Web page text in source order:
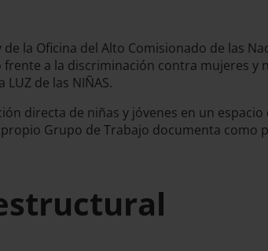
la Oficina del Alto Comisionado de las
a la discriminación contra mujeres y
de las NIÑAS.
directa de niñas y jóvenes en un
Grupo de Trabajo documenta como